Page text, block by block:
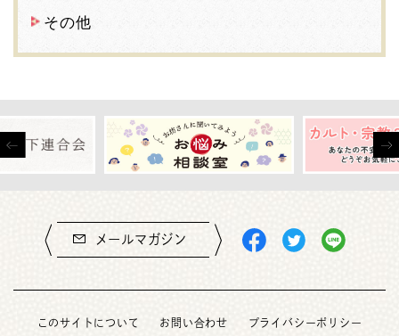
その他
メールマガジン
このサイトについて お問い合わせ プライバシーポリシー